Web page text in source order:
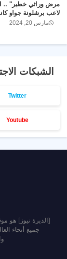
مرض وراثي خطير" ..
لاعب برشلونة جواو
مارس 20, 2024
الشبكات
Twitter
Youtube
[الديرة نيوز] هو
جميع أنحاء